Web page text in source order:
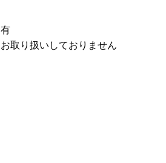
有
お取り扱いしておりません